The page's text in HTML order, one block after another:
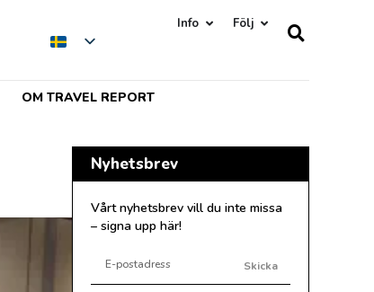
Info Följ
OM TRAVEL REPORT
Nyhetsbrev
Vårt nyhetsbrev vill du inte missa
– signa upp här!
Skicka